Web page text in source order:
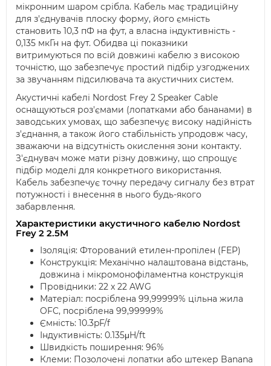
мікронним шаром срібла. Кабель має традиційну
для з'єднувачів плоску форму, його ємність
становить 10,3 пФ на фут, а власна індуктивність -
0,135 мкГн на фут. Обидва ці показники
витримуються по всій довжині кабелю з високою
точністю, що забезпечує простий підбір узгоджених
за звучанням підсилювача та акустичних систем.
Акустичні кабелі Nordost Frey 2 Speaker Cable
оснащуються роз'ємами (лопатками або бананами) в
заводських умовах, що забезпечує високу надійність
з'єднання, а також його стабільність упродовж часу,
зважаючи на відсутність окислення зони контакту.
З'єднувач може мати різну довжину, що спрощує
підбір моделі для конкретного використання.
Кабель забезпечує точну передачу сигналу без втрат
потужності і внесення в нього будь-якого
забарвлення.
Характеристики акустичного кабелю Nordost
Frey 2 2.5M
Ізоляція: Фторований етилен-пропілен (FEP)
Конструкція: Механічно налаштована відстань,
довжина і мікромонофіламентна конструкція
Провідники: 22 x 22 AWG
Матеріал: посріблена 99,99999% цільна жила
OFC, посріблена 99,99999%
Ємність: 10.3pF/f
Індуктивність: 0.135μH/ft
Швидкість поширення: 96%
Клеми: Позолочені лопатки або штекер Banana